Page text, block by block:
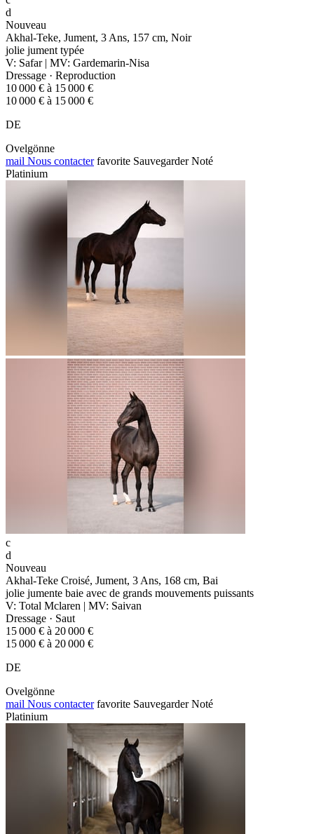
d
Nouveau
Akhal-Teke, Jument, 3 Ans, 157 cm, Noir
jolie jument typée
V: Safar | MV: Gardemarin-Nisa
Dressage · Reproduction
10 000 € à 15 000 €
10 000 € à 15 000 €
DE
Ovelgönne
mail Nous contacter favorite Sauvegarder Noté
Platinium
c
d
Nouveau
Akhal-Teke Croisé, Jument, 3 Ans, 168 cm, Bai
jolie jumente baie avec de grands mouvements puissants
V: Total Mclaren | MV: Saivan
Dressage · Saut
15 000 € à 20 000 €
15 000 € à 20 000 €
DE
Ovelgönne
mail Nous contacter favorite Sauvegarder Noté
Platinium